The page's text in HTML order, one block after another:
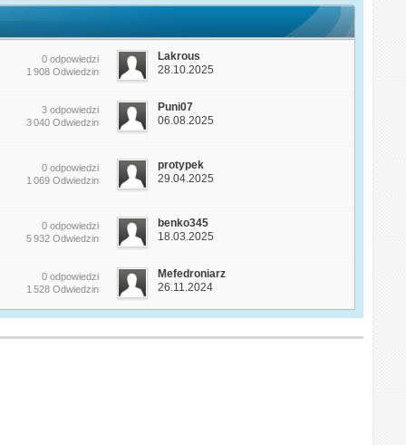
0 odpowiedzi
1 908 Odwiedzin
Lakrous
28.10.2025
3 odpowiedzi
3 040 Odwiedzin
Puni07
06.08.2025
0 odpowiedzi
1 069 Odwiedzin
protypek
29.04.2025
0 odpowiedzi
5 932 Odwiedzin
benko345
18.03.2025
0 odpowiedzi
1 528 Odwiedzin
Mefedroniarz
26.11.2024